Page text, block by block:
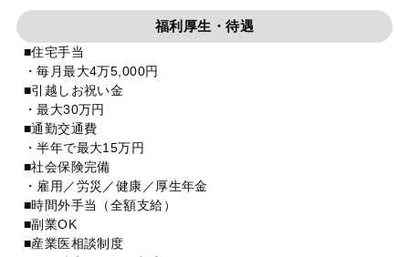
福利厚生・待遇
■住宅手当
・毎月最大4万5,000円
■引越しお祝い金
・最大30万円
■通勤交通費
・半年で最大15万円
■社会保険完備
・雇用／労災／健康／厚生年金
■時間外手当（全額支給）
■副業OK
■産業医相談制度